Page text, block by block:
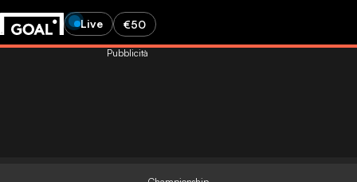
Live €50
Pubblicità